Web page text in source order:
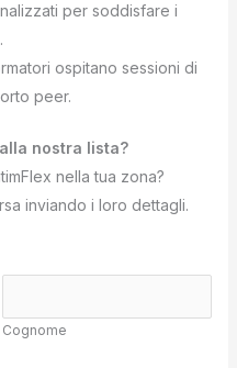
per soddisfare i
ospitano sessioni di
peer.
nostra lista?
nella tua zona?
inviando i loro dettagli.
Cognome